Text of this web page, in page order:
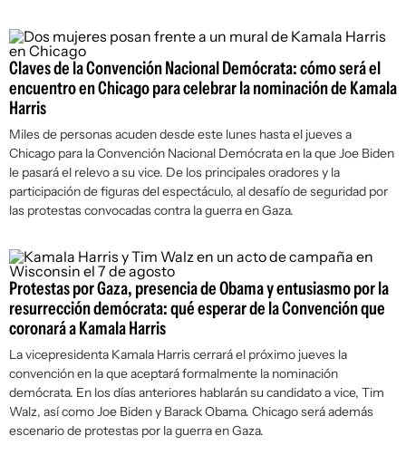
Claves de la Convención Nacional Demócrata: cómo será el
encuentro en Chicago para celebrar la nominación de Kamala
Harris
Miles de personas acuden desde este lunes hasta el jueves a
Chicago para la Convención Nacional Demócrata en la que Joe Biden
le pasará el relevo a su vice. De los principales oradores y la
participación de figuras del espectáculo, al desafío de seguridad por
las protestas convocadas contra la guerra en Gaza.
Protestas por Gaza, presencia de Obama y entusiasmo por la
resurrección demócrata: qué esperar de la Convención que
coronará a Kamala Harris
La vicepresidenta Kamala Harris cerrará el próximo jueves la
convención en la que aceptará formalmente la nominación
demócrata. En los días anteriores hablarán su candidato a vice, Tim
Walz, así como Joe Biden y Barack Obama. Chicago será además
escenario de protestas por la guerra en Gaza.